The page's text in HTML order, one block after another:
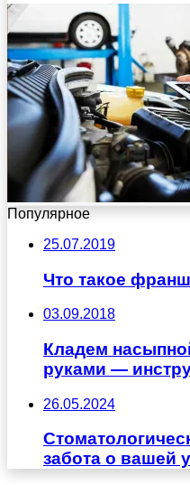
Популярное
25.07.2019
Что такое
03.09.2018
Кладем
руками —
26.05.2024
забота о вашей